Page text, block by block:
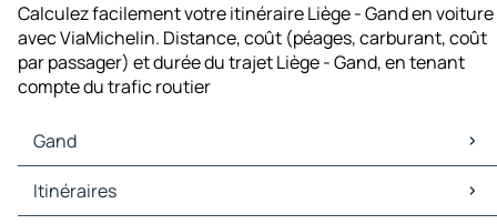
Calculez facilement votre itinéraire Liège - Gand en voiture
avec ViaMichelin. Distance, coût (péages, carburant, coût
par passager) et durée du trajet Liège - Gand, en tenant
compte du trafic routier
Gand
Gand Cartes et plans
Gand Trafic
Itinéraires